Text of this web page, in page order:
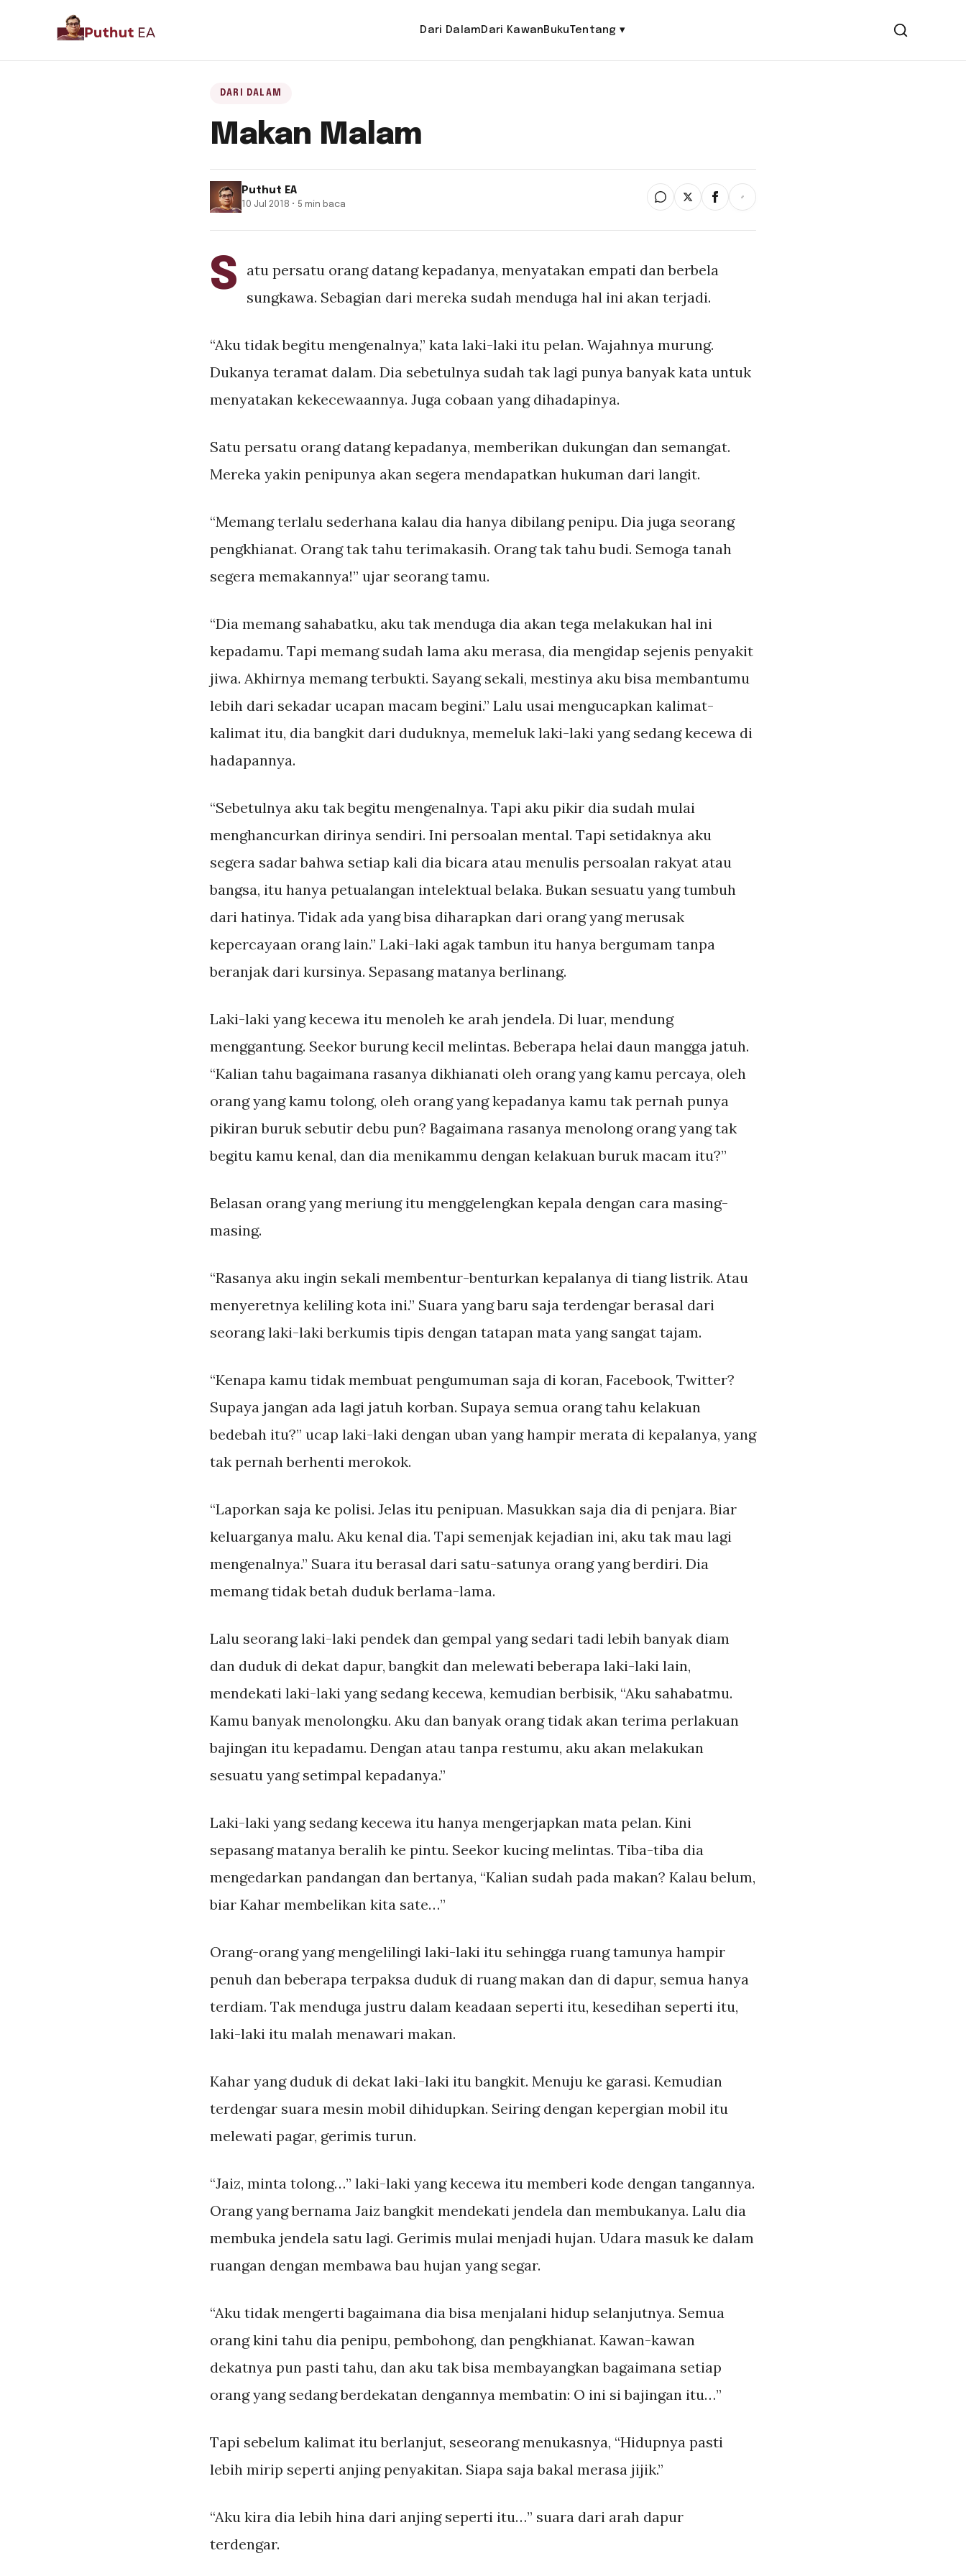
Dari DalamDari KawanBukuTentang▾
DARI DALAM
Makan Malam
Puthut EA
10 Jul 2018 • 5 min baca
S atu persatu orang datang kepadanya, menyatakan empati dan berbela
sungkawa. Sebagian dari mereka sudah menduga hal ini akan terjadi.
“Aku tidak begitu mengenalnya,” kata laki-laki itu pelan. Wajahnya murung.
Dukanya teramat dalam. Dia sebetulnya sudah tak lagi punya banyak kata untuk
menyatakan kekecewaannya. Juga cobaan yang dihadapinya.
Satu persatu orang datang kepadanya, memberikan dukungan dan semangat.
Mereka yakin penipunya akan segera mendapatkan hukuman dari langit.
“Memang terlalu sederhana kalau dia hanya dibilang penipu. Dia juga seorang
pengkhianat. Orang tak tahu terimakasih. Orang tak tahu budi. Semoga tanah
segera memakannya!” ujar seorang tamu.
“Dia memang sahabatku, aku tak menduga dia akan tega melakukan hal ini
kepadamu. Tapi memang sudah lama aku merasa, dia mengidap sejenis penyakit
jiwa. Akhirnya memang terbukti. Sayang sekali, mestinya aku bisa membantumu
lebih dari sekadar ucapan macam begini.” Lalu usai mengucapkan kalimat-
kalimat itu, dia bangkit dari duduknya, memeluk laki-laki yang sedang kecewa di
hadapannya.
“Sebetulnya aku tak begitu mengenalnya. Tapi aku pikir dia sudah mulai
menghancurkan dirinya sendiri. Ini persoalan mental. Tapi setidaknya aku
segera sadar bahwa setiap kali dia bicara atau menulis persoalan rakyat atau
bangsa, itu hanya petualangan intelektual belaka. Bukan sesuatu yang tumbuh
dari hatinya. Tidak ada yang bisa diharapkan dari orang yang merusak
kepercayaan orang lain.” Laki-laki agak tambun itu hanya bergumam tanpa
beranjak dari kursinya. Sepasang matanya berlinang.
Laki-laki yang kecewa itu menoleh ke arah jendela. Di luar, mendung
menggantung. Seekor burung kecil melintas. Beberapa helai daun mangga jatuh.
“Kalian tahu bagaimana rasanya dikhianati oleh orang yang kamu percaya, oleh
orang yang kamu tolong, oleh orang yang kepadanya kamu tak pernah punya
pikiran buruk sebutir debu pun? Bagaimana rasanya menolong orang yang tak
begitu kamu kenal, dan dia menikammu dengan kelakuan buruk macam itu?”
Belasan orang yang meriung itu menggelengkan kepala dengan cara masing-
masing.
“Rasanya aku ingin sekali membentur-benturkan kepalanya di tiang listrik. Atau
menyeretnya keliling kota ini.” Suara yang baru saja terdengar berasal dari
seorang laki-laki berkumis tipis dengan tatapan mata yang sangat tajam.
“Kenapa kamu tidak membuat pengumuman saja di koran, Facebook, Twitter?
Supaya jangan ada lagi jatuh korban. Supaya semua orang tahu kelakuan
bedebah itu?” ucap laki-laki dengan uban yang hampir merata di kepalanya, yang
tak pernah berhenti merokok.
“Laporkan saja ke polisi. Jelas itu penipuan. Masukkan saja dia di penjara. Biar
keluarganya malu. Aku kenal dia. Tapi semenjak kejadian ini, aku tak mau lagi
mengenalnya.” Suara itu berasal dari satu-satunya orang yang berdiri. Dia
memang tidak betah duduk berlama-lama.
Lalu seorang laki-laki pendek dan gempal yang sedari tadi lebih banyak diam
dan duduk di dekat dapur, bangkit dan melewati beberapa laki-laki lain,
mendekati laki-laki yang sedang kecewa, kemudian berbisik, “Aku sahabatmu.
Kamu banyak menolongku. Aku dan banyak orang tidak akan terima perlakuan
bajingan itu kepadamu. Dengan atau tanpa restumu, aku akan melakukan
sesuatu yang setimpal kepadanya.”
Laki-laki yang sedang kecewa itu hanya mengerjapkan mata pelan. Kini
sepasang matanya beralih ke pintu. Seekor kucing melintas. Tiba-tiba dia
mengedarkan pandangan dan bertanya, “Kalian sudah pada makan? Kalau belum,
biar Kahar membelikan kita sate…”
Orang-orang yang mengelilingi laki-laki itu sehingga ruang tamunya hampir
penuh dan beberapa terpaksa duduk di ruang makan dan di dapur, semua hanya
terdiam. Tak menduga justru dalam keadaan seperti itu, kesedihan seperti itu,
laki-laki itu malah menawari makan.
Kahar yang duduk di dekat laki-laki itu bangkit. Menuju ke garasi. Kemudian
terdengar suara mesin mobil dihidupkan. Seiring dengan kepergian mobil itu
melewati pagar, gerimis turun.
“Jaiz, minta tolong…” laki-laki yang kecewa itu memberi kode dengan tangannya.
Orang yang bernama Jaiz bangkit mendekati jendela dan membukanya. Lalu dia
membuka jendela satu lagi. Gerimis mulai menjadi hujan. Udara masuk ke dalam
ruangan dengan membawa bau hujan yang segar.
“Aku tidak mengerti bagaimana dia bisa menjalani hidup selanjutnya. Semua
orang kini tahu dia penipu, pembohong, dan pengkhianat. Kawan-kawan
dekatnya pun pasti tahu, dan aku tak bisa membayangkan bagaimana setiap
orang yang sedang berdekatan dengannya membatin: O ini si bajingan itu…”
Tapi sebelum kalimat itu berlanjut, seseorang menukasnya, “Hidupnya pasti
lebih mirip seperti anjing penyakitan. Siapa saja bakal merasa jijik.”
“Aku kira dia lebih hina dari anjing seperti itu…” suara dari arah dapur
terdengar.